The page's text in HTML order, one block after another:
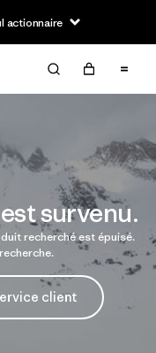
actionnaire
survenu.
recherché est épuisé.
client